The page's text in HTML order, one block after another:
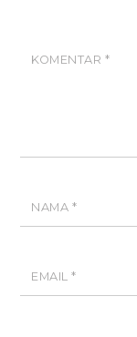
KOMENTAR*
NAMA *
EMAIL*